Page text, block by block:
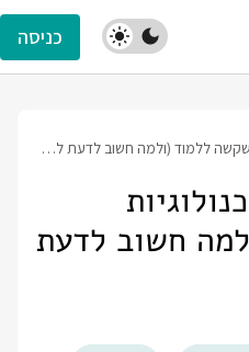
כניסה
שני סוגים של טכנולוגיות שקשה ללמוד (ולמה חשוב לדעת להבדיל ביניהם)
חשוב לדעת